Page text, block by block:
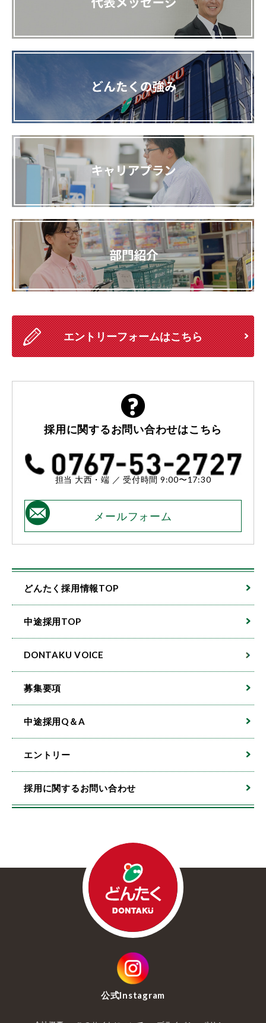
エントリーフォームはこちら
採用に関するお問い合わせはこちら
担当 大西・端 ／ 受付時間 9:00〜17:30
メールフォーム
どんたく採用情報TOP
中途採用TOP
DONTAKU VOICE
募集要項
中途採用Q＆A
エントリー
採用に関するお問い合わせ
公式Instagram